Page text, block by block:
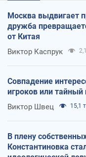
Москва выдвигает
дружба
от Китая
Виктор Каспрук
Совпадение
игроков или
Виктор Швец 15,1
В плену
Константиновка